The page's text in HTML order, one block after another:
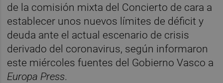
de la comisión mixta del Concierto de cara a
establecer unos nuevos límites de déficit y
deuda ante el actual escenario de crisis
derivado del coronavirus, según informaron
este miércoles fuentes del Gobierno Vasco a
Europa Press.